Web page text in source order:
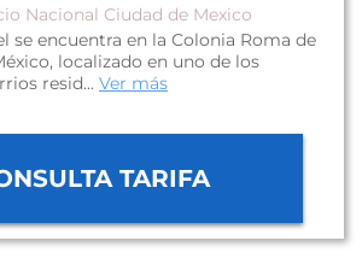
Nacional Ciudad de Mexico
se encuentra en la Colonia Roma de
localizado en uno de los
resid... Ver más
TARIFA